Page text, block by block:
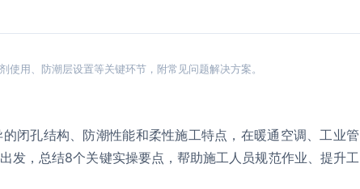
用、防潮层设置等关键环节，附常见问题解决方案。
闭孔结构、防潮性能和柔性施工特点，在暖通空调、工业管
发，总结8个关键实操要点，帮助施工人员规范作业、提升工